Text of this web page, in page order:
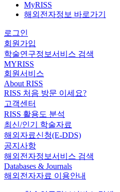
MyRISS
해외전자정보 바로가기
로그인
회원가입
학술연구정보서비스 검색
MYRISS
회원서비스
About RISS
RISS 처음 방문 이세요?
고객센터
RISS 활용도 분석
최신/인기 학술자료
해외자료신청(E-DDS)
공지사항
해외전자정보서비스 검색
Databases & Journals
해외전자자료 이용안내